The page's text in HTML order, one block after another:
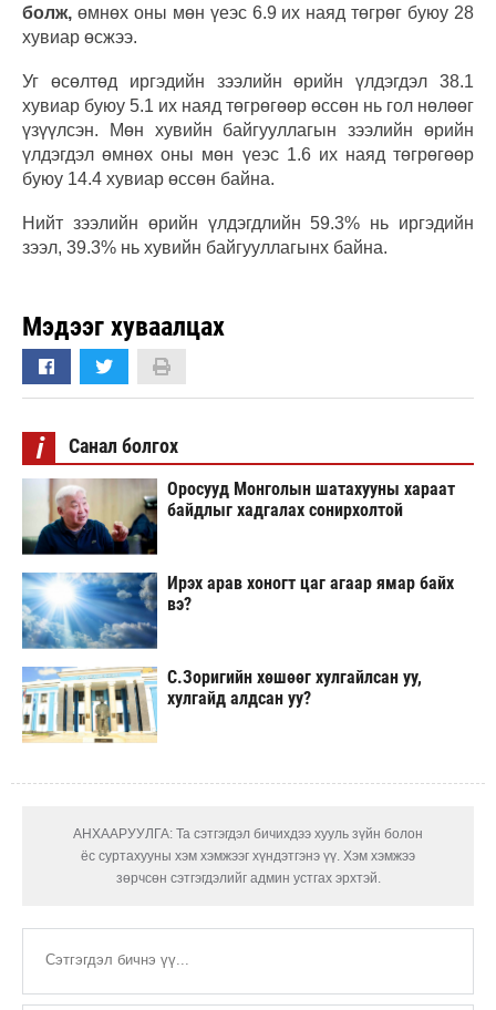
болж, өмнөх оны мөн үеэс 6.9 их наяд төгрөг буюу 28
хувиар өсжээ.
Уг өсөлтөд иргэдийн зээлийн өрийн үлдэгдэл 38.1
хувиар буюу 5.1 их наяд төгрөгөөр өссөн нь гол нөлөөг
үзүүлсэн. Мөн хувийн байгууллагын зээлийн өрийн
үлдэгдэл өмнөх оны мөн үеэс 1.6 их наяд төгрөгөөр
буюу 14.4 хувиар өссөн байна.
Нийт зээлийн өрийн үлдэгдлийн 59.3% нь иргэдийн
зээл, 39.3% нь хувийн байгууллагынх байна.
Мэдээг хуваалцах
i Санал болгох
Оросууд Монголын шатахууны хараат
байдлыг хадгалах сонирхолтой
Ирэх арав хоногт цаг агаар ямар байх
вэ?
С.Зоригийн хөшөөг хулгайлсан уу,
хулгайд алдсан уу?
АНХААРУУЛГА: Та сэтгэгдэл бичихдээ хууль зүйн болон
ёс суртахууны хэм хэмжээг хүндэтгэнэ үү. Хэм хэмжээ
зөрчсөн сэтгэгдэлийг админ устгах эрхтэй.